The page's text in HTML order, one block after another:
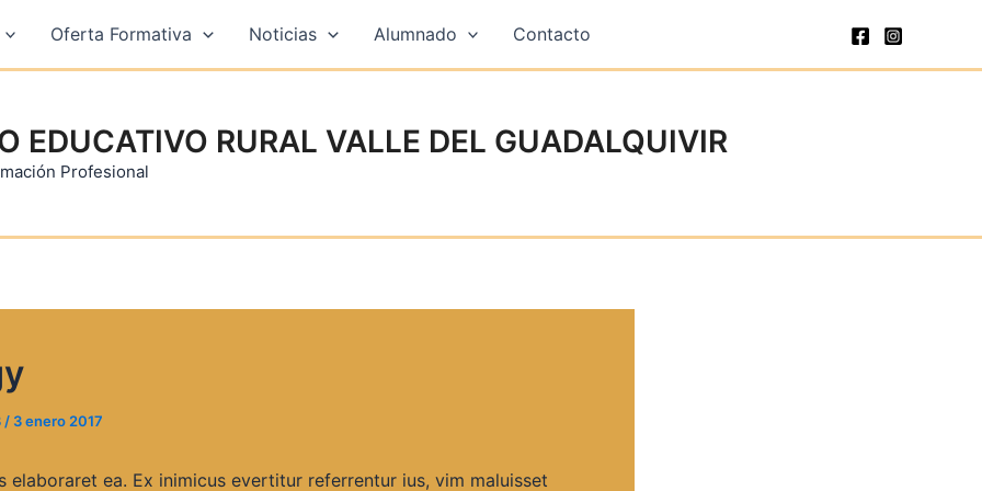
Oferta Formativa Noticias Alumnado Contacto
EDUCATIVO RURAL VALLE DEL GUADALQUIVIR
Profesional
/ 3 enero 2017
elaboraret ea. Ex inimicus evertitur referrentur ius, vim maluisset